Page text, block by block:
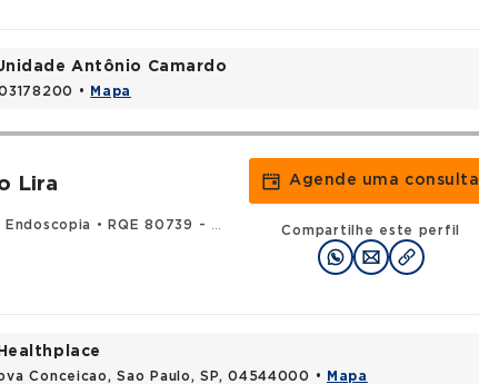
Antônio Camardo
• Mapa
Lira
Endoscopia •
RQE 80739 - Gastroenterologia
Agende uma consulta
Compartilhe este perfil
Conceicao, Sao Paulo, SP, 04544000 • Mapa